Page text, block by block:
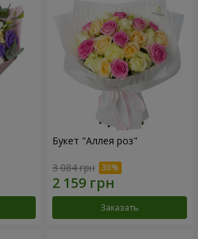
Букет "Аллея роз"
3 084 грн
Заказать